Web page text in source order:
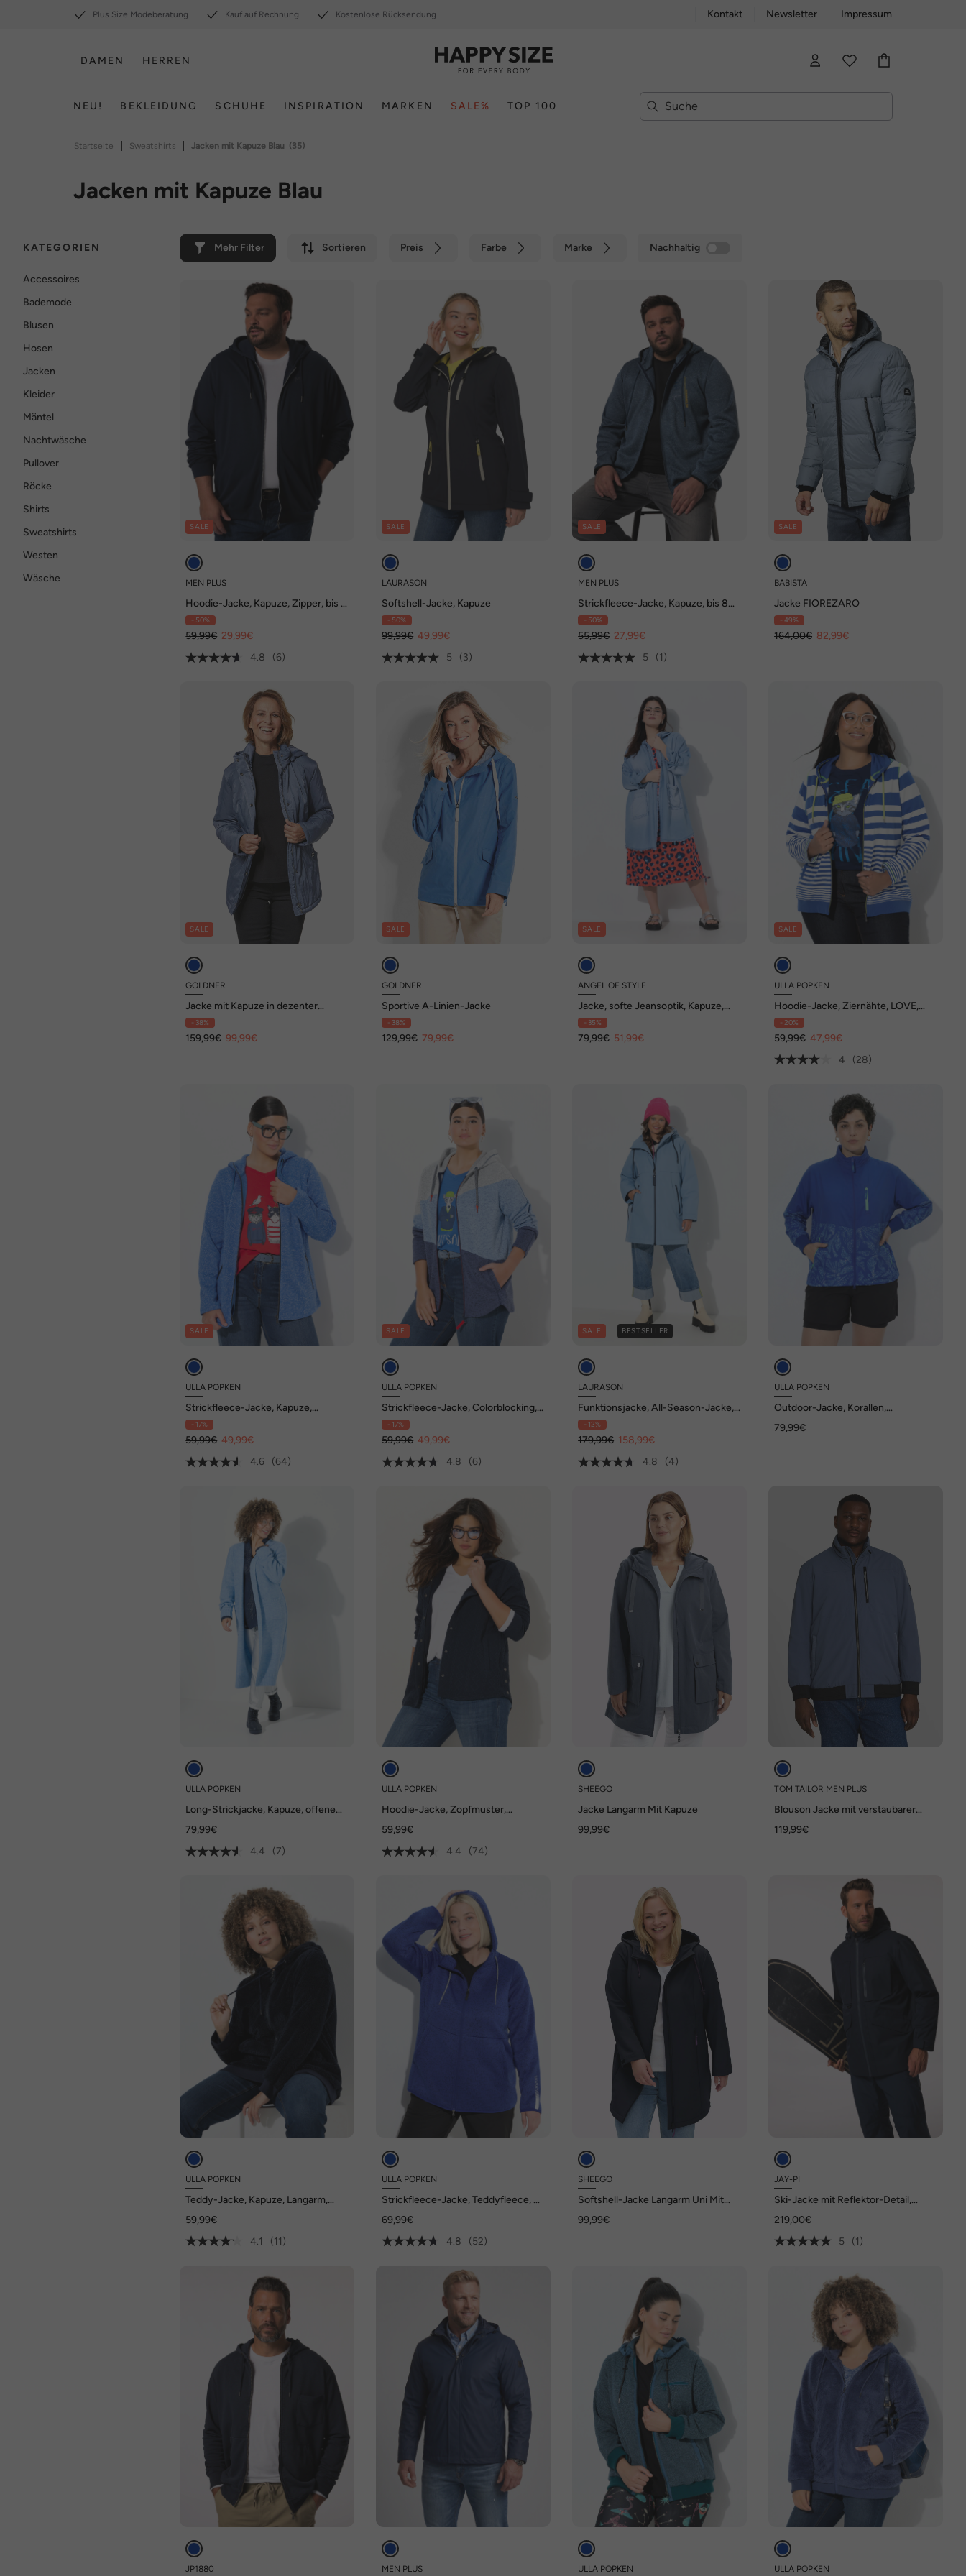
Plus Size Modeberatung Kauf auf Rechnung Kostenlose Rücksendung Kontakt Newsletter Impressum
DAMEN HERREN
NEU! BEKLEIDUNG SCHUHE INSPIRATION MARKEN SALE% TOP 100
Startseite | Sweatshirts | Jacken mit Kapuze Blau (35)
Jacken mit Kapuze Blau
KATEGORIEN Mehr Filter Sortieren Preis Farbe Marke Nachhaltig
Accessoires
Bademode
Blusen
Hosen
Jacken
Kleider
Mäntel
Nachtwäsche
Pullover
Röcke
Shirts
Sweatshirts
Westen
Wäsche
SALE
MEN PLUS
Hoodie-Jacke, Kapuze, Zipper, bis 8
XL- 50%
59,99€ 29,99€
4.8
(6)
SALE
LAURASON
Softshell-Jacke, Kapuze
- 50%
99,99€ 49,99€
5
(3)
SALE
MEN PLUS
Strickfleece-Jacke, Kapuze, bis 8
XL- 50%
55,99€ 27,99€
5
(1)
SALE
BABISTA
Jacke FIOREZARO
- 49%
164,00€ 82,99€
SALE
GOLDNER
Jacke mit Kapuze in dezenter
Crashstruktur
- 38%
159,99€ 99,99€
SALE
GOLDNER
Sportive A-Linien-Jacke
- 38%
129,99€ 79,99€
SALE
ANGEL OF STYLE
Jacke, softe Jeansoptik, Kapuze,
Rückenprint
- 35%
79,99€ 51,99€
SALE
ULLA POPKEN
Hoodie-Jacke, Ziernähte, LOVE,
Kapuze
- 20%
59,99€ 47,99€
4
(28)
SALE
ULLA POPKEN
Strickfleece-Jacke, Kapuze,
Reißverschlusstaschen
- 17%
59,99€ 49,99€
4.6
(64)
SALE
ULLA POPKEN
Strickfleece-Jacke, Colorblocking,
Kapuze, Zipper
- 17%
59,99€ 49,99€
4.8
(6)
SALE BESTSELLER
LAURASON
Funktionsjacke, All-Season-Jacke,
Kapuze
- 12%
179,99€ 158,99€
4.8
(4)
ULLA POPKEN
Outdoor-Jacke, Korallen,
79,99€
ULLA POPKEN
Long-Strickjacke, Kapuze, offene
79,99€
4.4
(7)
ULLA POPKEN
Hoodie-Jacke, Zopfmuster,
59,99€
4.4
(74)
SHEEGO
Jacke Langarm Mit Kapuze
99,99€
TOM TAILOR MEN PLUS
Blouson Jacke mit verstaubarer
119,99€
ULLA POPKEN
Teddy-Jacke, Kapuze, Langarm,
59,99€
4.1
(11)
ULLA POPKEN
Strickfleece-Jacke, Teddyfleece, 2-
69,99€
4.8
(52)
SHEEGO
Softshell-Jacke Langarm Uni Mit
99,99€
JAY-PI
Ski-Jacke mit Reflektor-Detail,
XL
219,00€
5
(1)
JP1880 MEN PLUS ULLA POPKEN ULLA POPKEN